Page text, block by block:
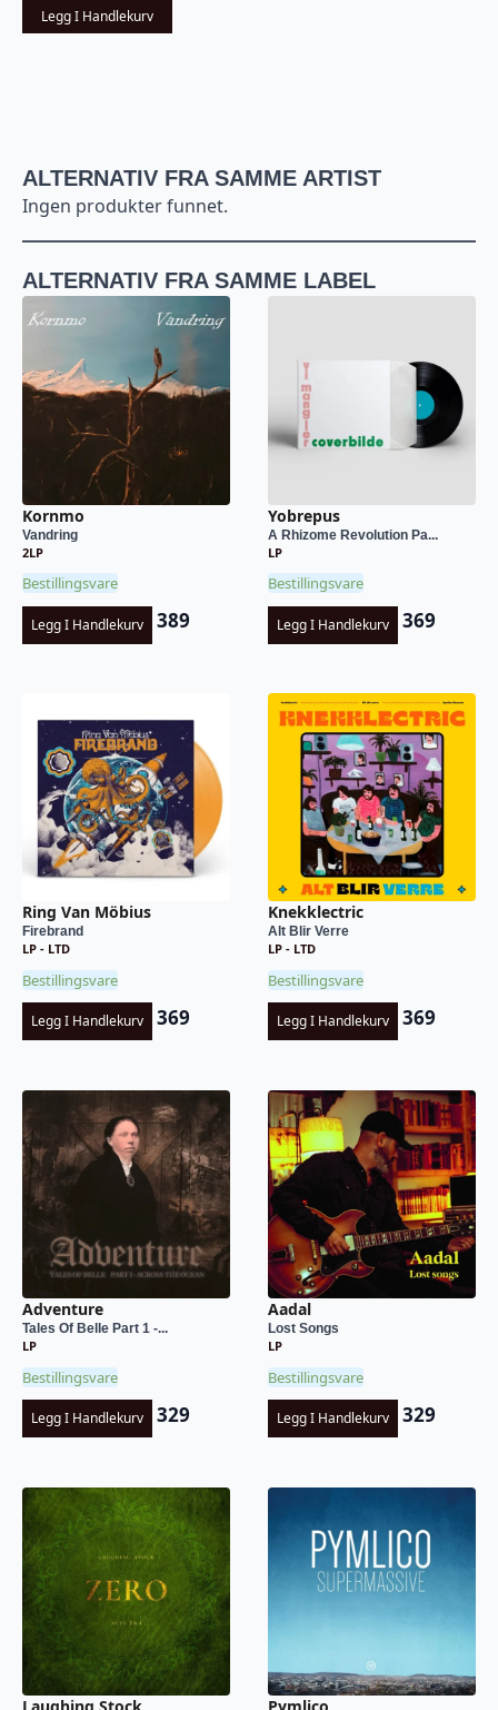
Legg I Handlekurv
ALTERNATIV FRA SAMME ARTIST
Ingen produkter funnet.
ALTERNATIV FRA SAMME LABEL
Kornmo
Vandring
2LP
Bestillingsvare
Legg I Handlekurv 389
Yobrepus
A Rhizome Revolution Pa...
LP
Bestillingsvare
Legg I Handlekurv 369
Ring Van Möbius
Firebrand
LP - LTD
Bestillingsvare
Legg I Handlekurv 369
Knekklectric
Alt Blir Verre
LP - LTD
Bestillingsvare
Legg I Handlekurv 369
Adventure
Tales Of Belle Part 1 -...
LP
Bestillingsvare
Legg I Handlekurv 329
Aadal
Lost Songs
LP
Bestillingsvare
Legg I Handlekurv 329